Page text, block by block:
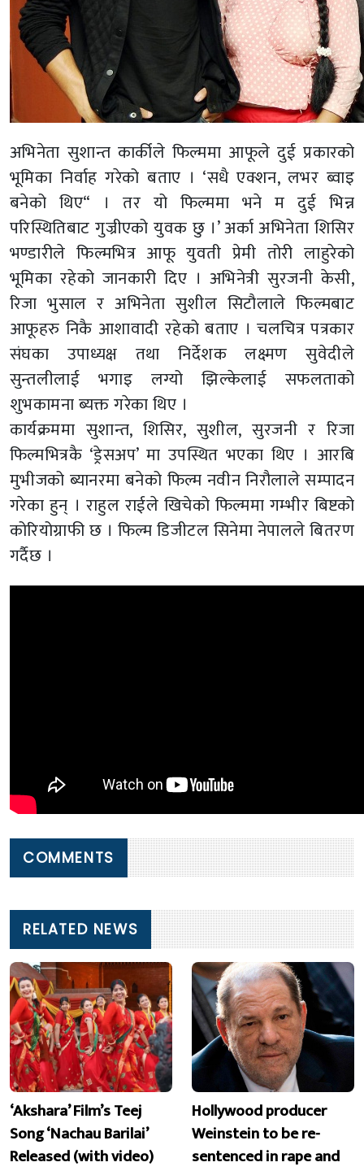
अभिनेता सुशान्त कार्कीले फिल्ममा आफूले दुई प्रकारको
भूमिका निर्वाह गरेको बताए । ‘सधै एक्शन, लभर ब्वाइ
बनेको थिए“ । तर यो फिल्ममा भने म दुई भिन्न
परिस्थितिबाट गुज्रीएको युवक छु ।’ अर्का अभिनेता शिसिर
भण्डारीले फिल्मभित्र आफू युवती प्रेमी तोरी लाहुरेको
भूमिका रहेको जानकारी दिए । अभिनेत्री सुरजनी केसी,
रिजा भुसाल र अभिनेता सुशील सिटौलाले फिल्मबाट
आफूहरु निकै आशावादी रहेको बताए । चलचित्र पत्रकार
संघका उपाध्यक्ष तथा निर्देशक लक्ष्मण सुवेदीले
सुन्तलीलाई भगाइ लग्यो झिल्केलाई सफलताको
शुभकामना ब्यक्त गरेका थिए ।
कार्यक्रममा सुशान्त, शिसिर, सुशील, सुरजनी र रिजा
फिल्मभित्रकै ‘ड्रेसअप’ मा उपस्थित भएका थिए । आरबि
मुभीजको ब्यानरमा बनेको फिल्म नवीन निरौलाले सम्पादन
गरेका हुन् । राहुल राईले खिचेको फिल्ममा गम्भीर बिष्टको
कोरियोग्राफी छ । फिल्म डिजीटल सिनेमा नेपालले बितरण
गर्दैछ ।
COMMENTS
RELATED NEWS
‘Akshara’ Film’s Teej
Song ‘Nachau Barilai’
Released (with video)
Hollywood producer
Weinstein to be re-
sentenced in rape and